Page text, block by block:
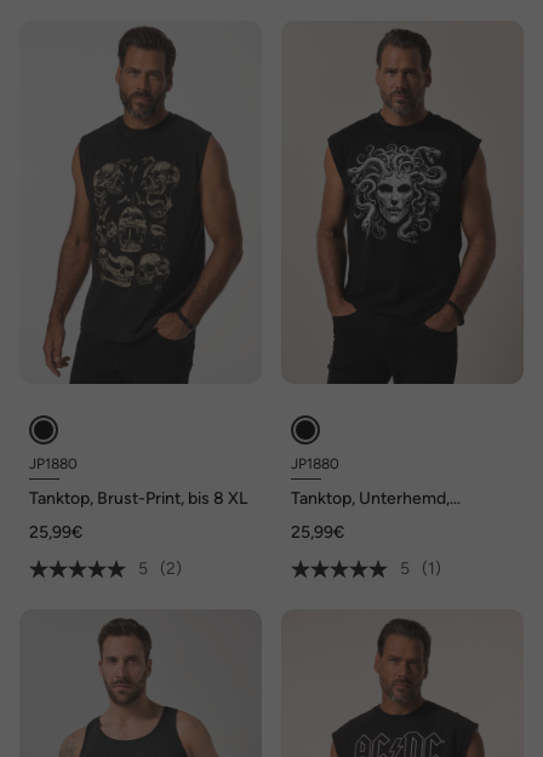
JP1880
Tanktop, Brust-Print, bis 8 XL
25,99€
5
(2)
JP1880
Tanktop, Unterhemd,
25,99€
5
(1)